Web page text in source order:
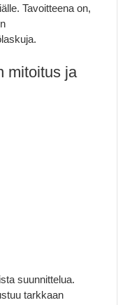
Tavoitteena on,
mitoitus ja
suunnittelua.
tarkkaan